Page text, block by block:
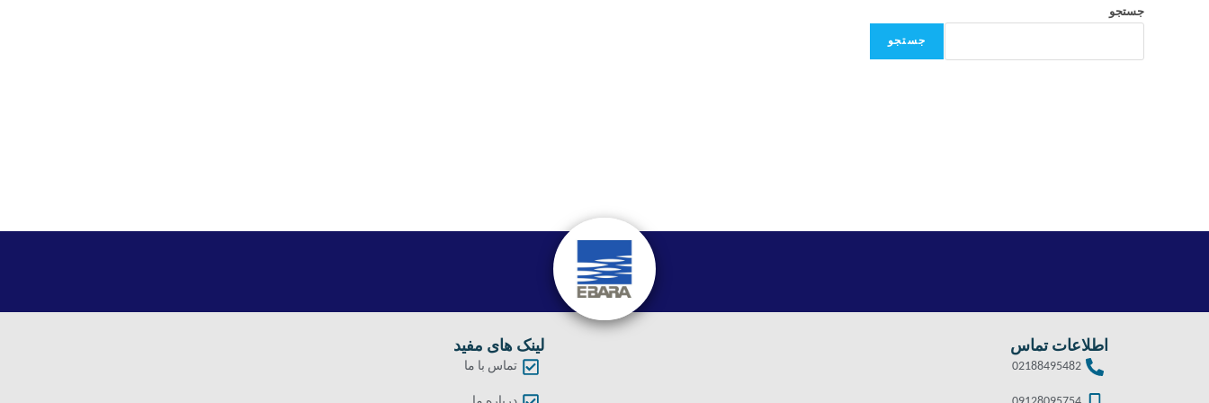
جستجو
جستجو
اطلاعات تماس
02188495482
لینک های مفید
تماس با ما